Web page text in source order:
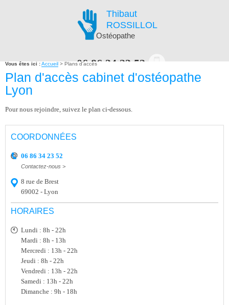
Thibaut
ROSSILLOL
Ostéopathe
06.86.34.23.52
NAVIGATION
Vous êtes ici :Accueil > Plans d'accès
Plan d'accès cabinet d'ostéopathe
Lyon
Pour nous rejoindre, suivez le plan ci-dessous.
COORDONNÉES
06 86 34 23 52
Contactez-nous >
8 rue de Brest
69002 - Lyon
HORAIRES
Lundi : 8h - 22h
Mardi : 8h - 13h
Mercredi : 13h - 22h
Jeudi : 8h - 22h
Vendredi : 13h - 22h
Samedi : 13h - 22h
Dimanche : 9h - 18h